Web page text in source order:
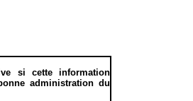
si cette information
administration du